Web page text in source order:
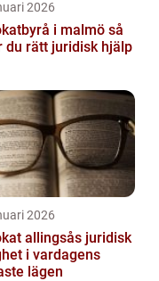
2026
i malmö så
du rätt juridisk hjälp
2026
allingsås juridisk
i vardagens
lägen